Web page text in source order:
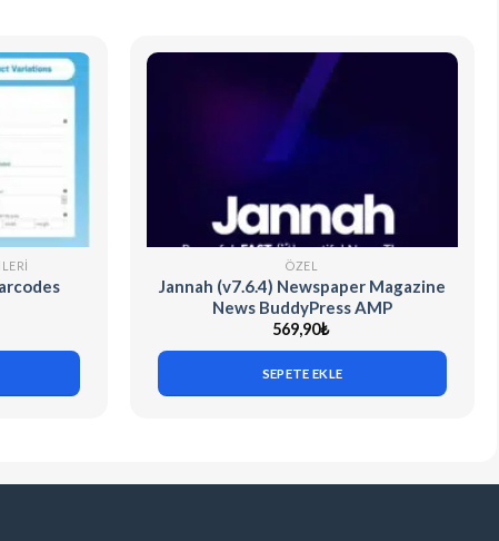
ÖZEL
Jannah (v7.6.4) Newspaper Magazine
News BuddyPress AMP
569,90₺
SEPETE EKLE